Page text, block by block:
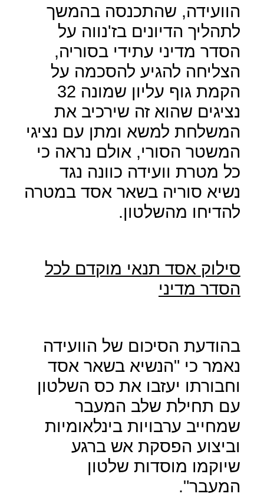
הוועידה, שהתכנסה בהמשך
לתהליך הדיונים בז'נווה על
הסדר מדיני עתידי בסוריה,
הצליחה להגיע להסכמה על
הקמת גוף עליון שמונה 32
נציגים שהוא זה שירכיב את
המשלחת למשא ומתן עם נציגי
המשטר הסורי, אולם נראה כי
כל מטרת וועידה כוונה נגד
נשיא סוריה בשאר אסד במטרה
להדיחו מהשלטון.
סילוק אסד תנאי מוקדם לכל
הסדר מדיני
בהודעת הסיכום של הוועידה
נאמר כי "הנשיא בשאר אסד
וחבורתו יעזבו את כס השלטון
עם תחילת שלב המעבר
שמחייב ערבויות בינלאומיות
וביצוע הפסקת אש ברגע
שיוקמו מוסדות שלטון
המעבר".